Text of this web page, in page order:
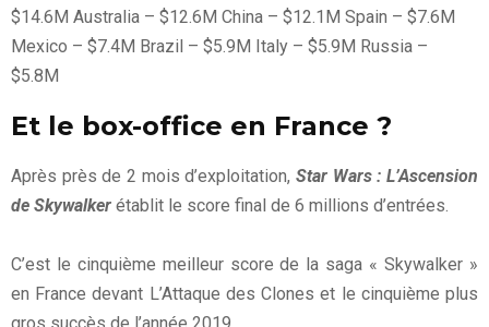
$14.6M Australia – $12.6M China – $12.1M Spain – $7.6M
Mexico – $7.4M Brazil – $5.9M Italy – $5.9M Russia –
$5.8M
Et le box-office en France ?
Après près de 2 mois d’exploitation, Star Wars : L’Ascension
de Skywalker établit le score final de 6 millions d’entrées.
C’est le cinquième meilleur score de la saga « Skywalker »
en France devant L’Attaque des Clones et le cinquième plus
gros succès de l’année 2019.